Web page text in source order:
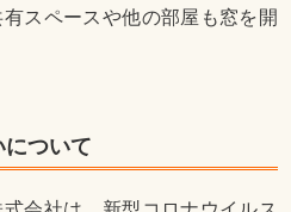
スペースや他の部屋も窓を開
ついて